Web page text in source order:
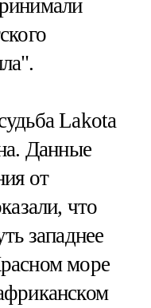
Lakota
Данные
от
что
западнее
море